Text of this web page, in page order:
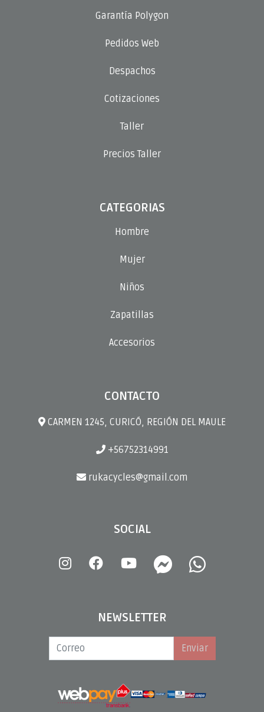
Garantía Polygon
Pedidos Web
Despachos
Cotizaciones
Taller
Precios Taller
CATEGORIAS
Hombre
Mujer
Niños
Zapatillas
Accesorios
CONTACTO
CARMEN 1245, CURICÓ, REGIÓN DEL MAULE
+56752314991
rukacycles@gmail.com
SOCIAL
NEWSLETTER
Enviar